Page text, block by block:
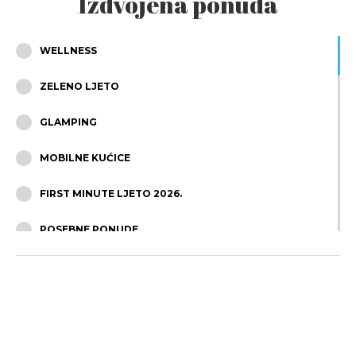
WELLNESS
ZELENO LJETO
GLAMPING
MOBILNE KUĆICE
FIRST MINUTE LJETO 2026.
POSEBNE PONUDE